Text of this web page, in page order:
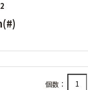
個数：